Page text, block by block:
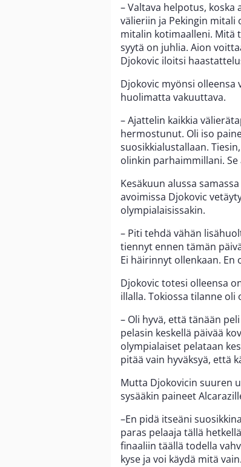
– Valtava helpotus,
välieriin ja Pekingin mitali
mitalin kotimaalleni. Mitä
syytä on juhlia. Aion
Djokovic iloitsi
Djokovic myönsi olleensa
huolimatta vakuuttava.
– Ajattelin kaikkia
hermostunut. Oli iso
suosikkialustallaan.
olinkin parhaimmillani.
Kesäkuun alussa
avoimissa Djokovic
olympialaisissakin.
– Piti tehdä vähän
tiennyt ennen tämän
Ei häirinnyt ollenkaan.
Djokovic totesi olleensa
illalla. Tokiossa tilanne oli
– Oli hyvä, että tänään
pelasin keskellä päivää
olympialaiset pelataan
pitää vain hyväksyä, että
Mutta Djokovicin suuren
sysääkin paineet
–En pidä itseäni
paras pelaaja tällä
finaaliin täällä todella
kyse ja voi käydä mitä